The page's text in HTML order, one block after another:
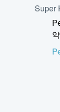
Super